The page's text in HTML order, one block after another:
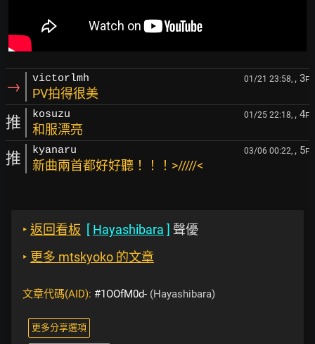
→ victorlmh 01/21 23:58, , 3F
PV拍得很美
推 kosuzu 01/25 22:18, , 4F
和服漂亮
推 kyanaru 03/06 00:22, , 5F
新曲兩首都好好聽！！！>/////<
‣ 返回看板 [ Hayashibara ] 聲優
‣ 更多 mtskyoko 的文章
文章代碼(AID): #1OOfM0d- (Hayashibara)
更多分享選項